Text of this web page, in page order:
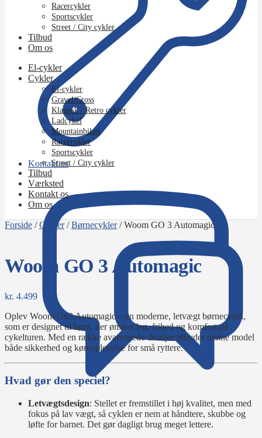
Kontakt os
Racercykler
Sportscykler
Street / City cykler
Tilbud
Om os
El-cykler
Cykler
El-cykler
Gravel/Cross
Klassisk / Retro cykler
Ladcykel
Mountainbikes
Racercykler
Sportscykler
Street / City cykler
Tilbud
Værksted
Kontakt os
Om os
Forside /Cykler/Børnecykler/Woom GO 3 Automagic
Woom GO 3 Automagic
kr. 4.499
Oplev Woom Go3 Automagic – en moderne, letvægt børnecykel,
som er designet til børn, der ønsker leg, frihed og komfort på
cykelturen. Med en række avancerede detaljer tilbyder denne model
både sikkerhed og køreoplevelse for små ryttere.
Hvad gør den speciel?
Letvægtsdesign: Stellet er fremstillet i høj kvalitet, men med
fokus på lav vægt, så cyklen er nem at håndtere, skubbe og
løfte for barnet. Det gør dagligt brug meget lettere.